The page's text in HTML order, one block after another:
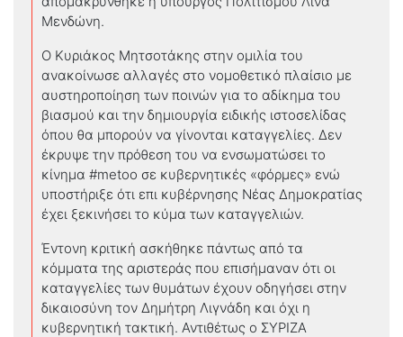
Μενδώνη.
Ο Κυριάκος Μητσοτάκης στην ομιλία του
ανακοίνωσε αλλαγές στο νομοθετικό πλαίσιο με
αυστηροποίηση των ποινών για το αδίκημα του
βιασμού και την δημιουργία ειδικής ιστοσελίδας
όπου θα μπορούν να γίνονται καταγγελίες. Δεν
έκρυψε την πρόθεση του να ενσωματώσει το
κίνημα #metoo σε κυβερνητικές «φόρμες» ενώ
υποστήριξε ότι επι κυβέρνησης Νέας Δημοκρατίας
έχει ξεκινήσει το κύμα των καταγγελιών.
Έντονη κριτική ασκήθηκε πάντως από τα
κόμματα της αριστεράς που επισήμαναν ότι οι
καταγγελίες των θυμάτων έχουν οδηγήσει στην
δικαιοσύνη τον Δημήτρη Λιγνάδη και όχι η
κυβερνητική τακτική. Αντιθέτως ο ΣΥΡΙΖΑ